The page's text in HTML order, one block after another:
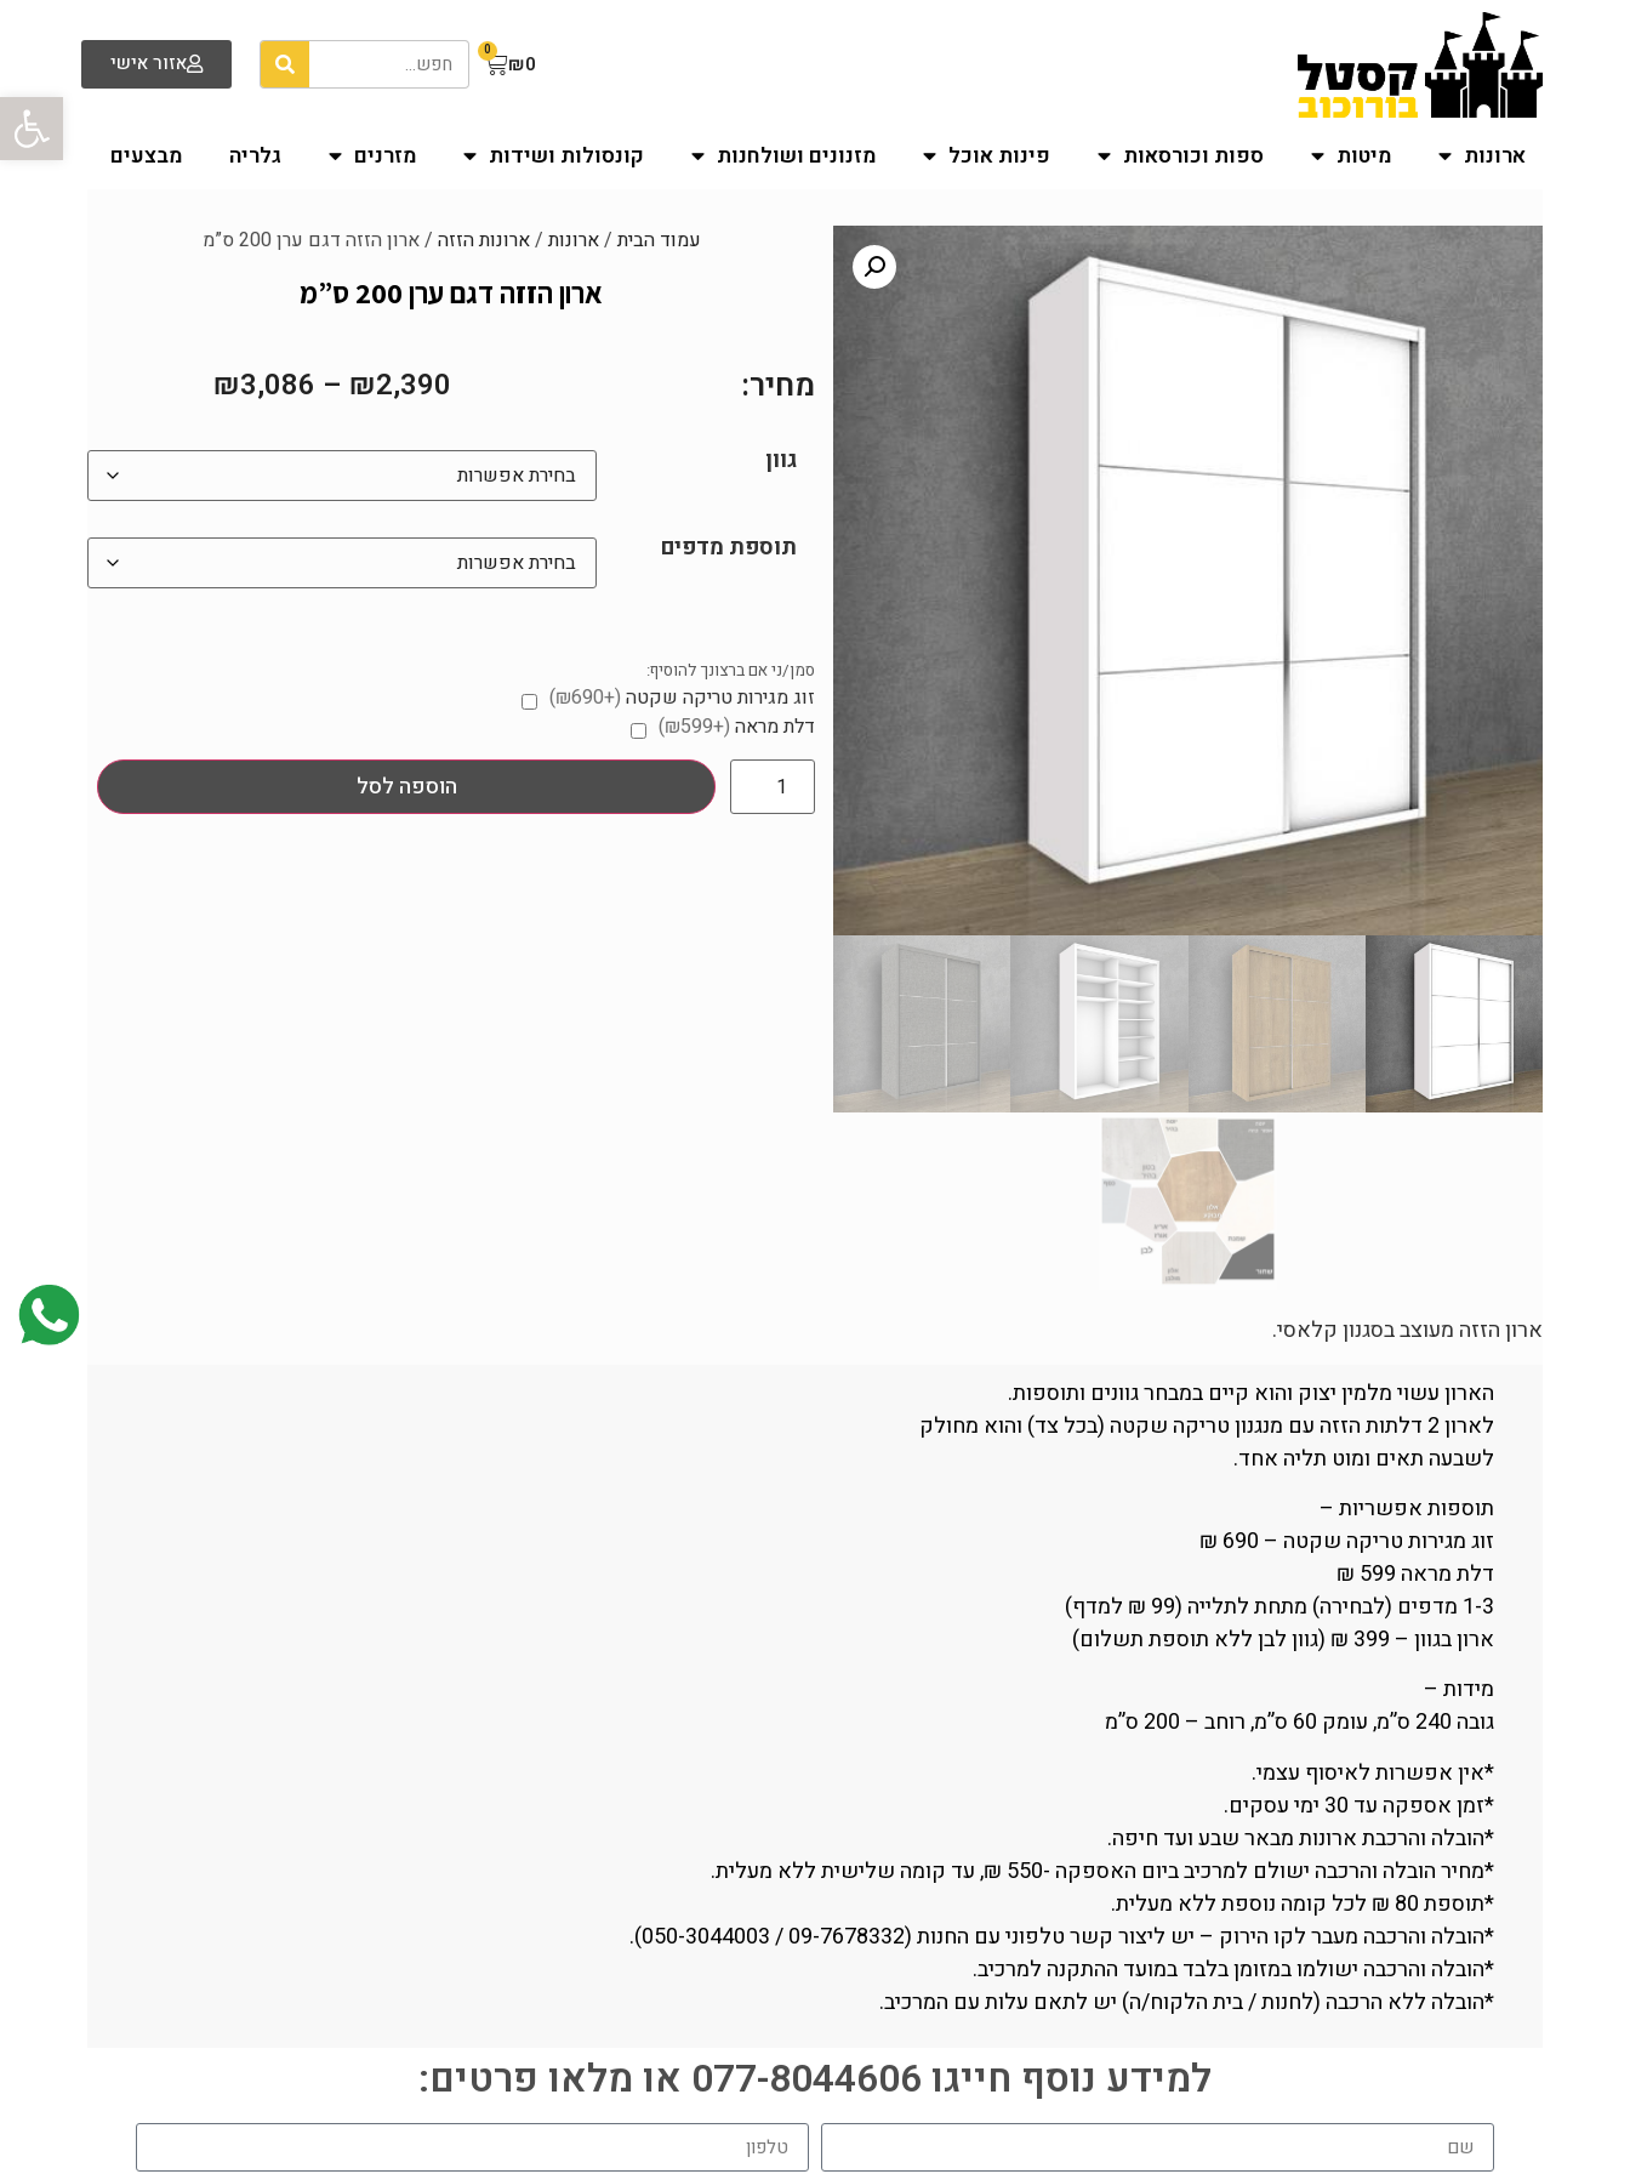
פתח
₪0
0
אזור אישי
ארונות מיטות ספות וכורסאות פינות אוכל מזנונים ושולחנות קונסולות ושידות מזרנים גלריה מבצעים
ארון הזזה מעוצב בסגנון קלאסי.
עמוד הבית/ארונות/ארונות הזזה / ארון הזזה דגם ערן 200 ס”מ
ארון הזזה דגם ערן 200 ס”מ
מחיר: ₪2,390
–
₪3,086
גוון
תוספת מדפים
סמן/ני אם ברצונך להוסיף:
זוג מגירות טריקה שקטה (+₪690)
דלת מראה (+₪599)
הוספה לסל
הארון עשוי מלמין יצוק והוא קיים במבחר גוונים ותוספות.
לארון 2 דלתות הזזה עם מנגנון טריקה שקטה (בכל צד) והוא מחולק
לשבעה תאים ומוט תליה אחד.
תוספות אפשריות –
זוג מגירות טריקה שקטה – 690 ₪
דלת מראה 599 ₪
1-3 מדפים (לבחירה) מתחת לתלייה (99 ₪ למדף)
ארון בגוון – 399 ₪ (גוון לבן ללא תוספת תשלום)
מידות –
גובה 240 ס”מ, עומק 60 ס”מ, רוחב – 200 ס”מ
*אין אפשרות לאיסוף עצמי.
*זמן אספקה עד 30 ימי עסקים.
*הובלה והרכבת ארונות מבאר שבע ועד חיפה.
*מחיר הובלה והרכבה ישולם למרכיב ביום האספקה -550 ₪, עד קומה שלישית ללא מעלית.
*תוספת 80 ₪ לכל קומה נוספת ללא מעלית.
*הובלה והרכבה מעבר לקו הירוק – יש ליצור קשר טלפוני עם החנות (09-7678332 / 050-3044003).
*הובלה והרכבה ישולמו במזומן בלבד במועד ההתקנה למרכיב.
*הובלה ללא הרכבה (לחנות / בית הלקוח/ה) יש לתאם עלות עם המרכיב.
למידע נוסף חייגו 077-8044606 או מלאו פרטים: